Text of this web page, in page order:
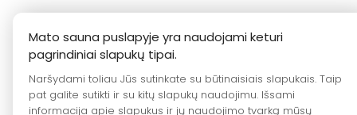
Mato sauna puslapyje yra naudojami keturi
pagrindiniai slapukų tipai.
Naršydami toliau Jūs sutinkate su būtinaisiais slapukais. Taip
pat galite sutikti ir su kitų slapukų naudojimu. Išsami
informacija apie slapukus ir jų naudojimo tvarką mūsų